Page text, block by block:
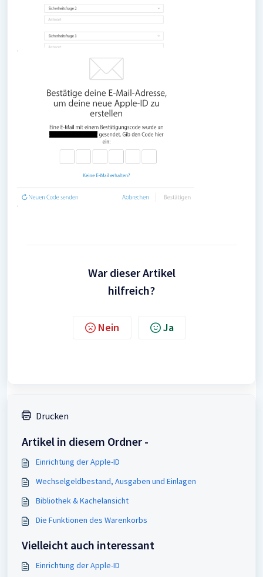
War dieser Artikel
hilfreich?
Nein Ja
Drucken
Artikel in diesem Ordner -
Einrichtung der Apple-ID
Wechselgeldbestand, Ausgaben und Einlagen
Bibliothek & Kachelansicht
Die Funktionen des Warenkorbs
Vielleicht auch interessant
Einrichtung der Apple-ID